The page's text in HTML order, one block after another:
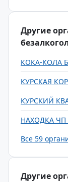
Другие
КОКА-КОЛА
КУРСКАЯ
КУРСКИЙ
НАХОДКА ЧП
Все 59
Другие